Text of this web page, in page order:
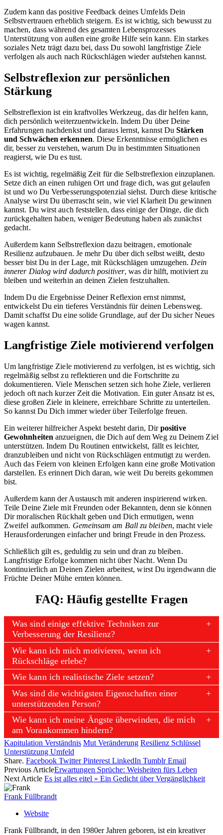
Zudem kann das positive Feedback deines Umfelds Dein
Selbstvertrauen erheblich steigern. Es ist wichtig, sich bewusst zu
machen, dass während des gesamten Lebensprozesses
Unterstützung von außen eine große Hilfe sein kann. Ein starkes
soziales Netz trägt dazu bei, dass Du sowohl langfristige Ziele
verfolgen als auch nach Rückschlägen wieder aufstehen kannst.
Selbstreflexion zur persönlichen
Stärkung
Selbstreflexion ist ein kraftvolles Werkzeug, das dir helfen kann,
dich persönlich weiterzuentwickeln. Indem Du über Deine
Erfahrungen nachdenkst und daraus lernst, kannst DuStärken
und Schwächen erkennen. Diese Erkenntnisse ermöglichen es
dir, besser zu verstehen, warum Du in bestimmten Situationen
reagierst, wie Du es tust.
Es ist wichtig, regelmäßig Zeit für die Selbstreflexion einzuplanen.
Setze dich an einen ruhigen Ort und frage dich, was gut gelaufen
ist und wo Du Verbesserungspotenzial siehst. Durch diese kritische
Analyse wirst Du überrascht sein, wie viel Klarheit Du gewinnen
kannst. Du wirst auch feststellen, dass einige der Dinge, die dich
zurückgehalten haben, weniger Bedeutung haben als zunächst
gedacht.
Außerdem kann Selbstreflexion dazu beitragen, emotionale
Resilienz aufzubauen. Je mehr Du über dich selbst weißt, desto
besser bist Du in der Lage, mit Rückschlägen umzugehen. Dein
innerer Dialog wird dadurch positiver, was dir hilft, motiviert zu
bleiben und weiterhin an deinen Zielen festzuhalten.
Indem Du die Ergebnisse Deiner Reflexion ernst nimmst,
entwickelst Du ein tieferes Verständnis für deinen Lebensweg.
Damit schaffst Du eine solide Grundlage, auf der Du sicher Neues
wagen kannst.
Langfristige Ziele motivierend verfolgen
Um langfristige Ziele motivierend zu verfolgen, ist es wichtig, sich
regelmäßig selbst zu reflektieren und die Fortschritte zu
dokumentieren. Viele Menschen setzen sich hohe Ziele, verlieren
jedoch oft nach kurzer Zeit die Motivation. Ein guter Ansatz ist es,
diese großen Ziele in kleinere, erreichbare Schritte zu unterteilen.
So kannst Du Dich immer wieder über Teilerfolge freuen.
Ein weiterer hilfreicher Aspekt besteht darin, Dirpositive
Gewohnheiten anzueignen, die Dich auf dem Weg zu Deinem Ziel
unterstützen. Indem Du Routinen entwickelst, fällt es leichter,
dranzubleiben und nicht von Rückschlägen entmutigt zu werden.
Auch das Feiern von kleinen Erfolgen kann eine große Motivation
darstellen. Es erinnert Dich daran, wie weit Du bereits gekommen
bist.
Außerdem kann der Austausch mit anderen inspirierend wirken.
Teile Deine Ziele mit Freunden oder Bekannten, denn sie können
Dir moralischen Rückhalt geben und Dich ermutigen, wenn
Zweifel aufkommen. Gemeinsam am Ball zu bleiben, macht viele
Herausforderungen einfacher und bringt Freude in den Prozess.
Schließlich gilt es, geduldig zu sein und dran zu bleiben.
Langfristige Erfolge kommen nicht über Nacht. Wenn Du
kontinuierlich an Deinen Zielen arbeitest, wirst Du irgendwann die
Früchte Deiner Mühe ernten können.
FAQ: Häufig gestellte Fragen
Was sind einige effektive Techniken zur
Verbesserung der Resilienz?
Wie kann ich mich motivieren, wenn ich
Rückschläge erlebe?
Wie kann ich realistische Ziele setzen?
Was sind die wichtigsten Eigenschaften einer
unterstützenden Person?
Wie kann ich meine Ängste überwinden, die mich
am Vorankommen hindern?
Kapitulation Verständnis Mut Veränderung Resilienz Schlüssel
Unterstützung Umfeld
Share. Facebook Twitter Pinterest LinkedIn Tumblr Email
Previous ArticleErwartungen Sprüche: Weisheiten fürs Leben
Next Article Es ist alles eitel » Ein Gedicht über Vergänglichkeit
Frank Füllbrandt
Website
Frank Füllbrandt, in den 1980er Jahren geboren, ist ein kreativer